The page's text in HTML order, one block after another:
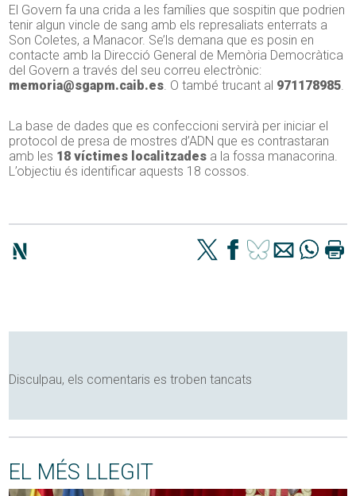
El Govern fa una crida a les famílies que sospitin que podrien
tenir algun vincle de sang amb els represaliats enterrats a
Son Coletes, a Manacor. Se’ls demana que es posin en
contacte amb la Direcció General de Memòria Democràtica
del Govern a través del seu correu electrònic:
memoria@sgapm.caib.es. O també trucant al 971178985.
La base de dades que es confeccioni servirà per iniciar el
protocol de presa de mostres d’ADN que es contrastaran
amb les 18 víctimes localitzades a la fossa manacorina.
L’objectiu és identificar aquests 18 cossos.
Disculpau, els comentaris es troben tancats
EL MÉS LLEGIT